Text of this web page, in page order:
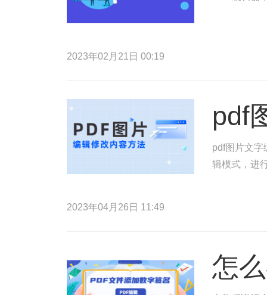
2023年02月21日 00:19
pdf
pdf图片文字
辑模式，进
2023年04月26日 11:49
怎